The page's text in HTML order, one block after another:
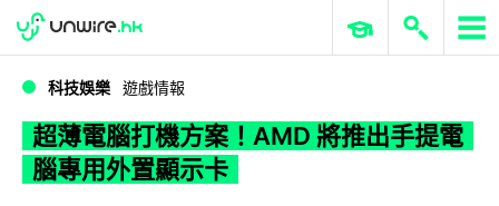
WWDC 2026 ERP 與商業 AI
科技娛樂 遊戲情報
超薄電腦打機方案！AMD 將推出手提電
腦專用外置顯示卡